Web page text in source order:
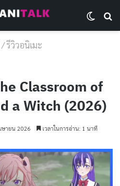
/รีวิวอนิเมะ
Classroom of
a Witch (2026)
ษายน 2026 เวลาในการอ่าน: 1 นาที